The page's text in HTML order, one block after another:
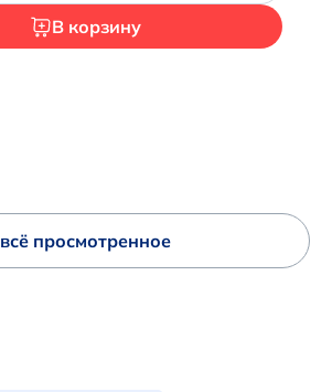
В корзину
всё просмотренное